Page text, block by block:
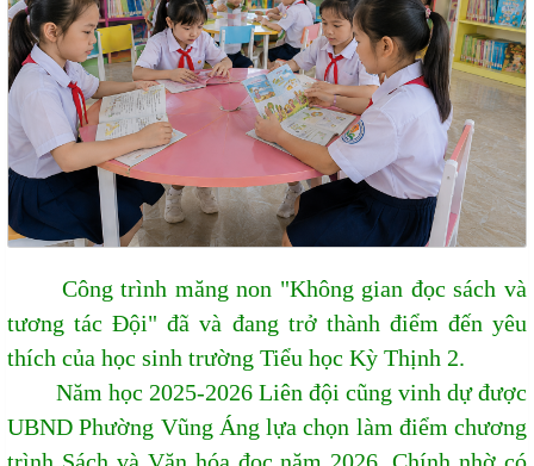
Công trình măng non "Không gian đọc sách và
tương tác Đội" đã và đang trở thành điểm đến yêu
thích của học sinh trường Tiểu học Kỳ Thịnh 2.
Năm học 2025-2026 Liên đội cũng vinh dự được
UBND Phường Vũng Áng lựa chọn làm điểm chương